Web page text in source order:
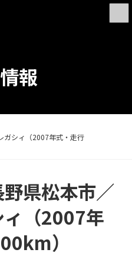
報
ガシィ（2007年式・走行
野県松本市／
ィ（2007年
）